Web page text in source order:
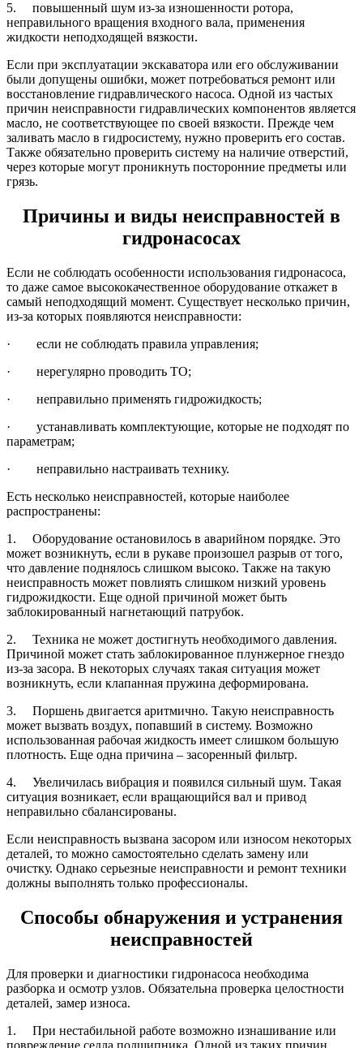
5. повышенный шум из-за изношенности ротора,
неправильного вращения входного вала, применения
жидкости неподходящей вязкости.
Если при эксплуатации экскаватора или его обслуживании
были допущены ошибки, может потребоваться ремонт или
восстановление гидравлического насоса. Одной из частых
причин неисправности гидравлических компонентов является
масло, не соответствующее по своей вязкости. Прежде чем
заливать масло в гидросистему, нужно проверить его состав.
Также обязательно проверить систему на наличие отверстий,
через которые могут проникнуть посторонние предметы или
грязь.
Причины и виды неисправностей в
гидронасосах
Если не соблюдать особенности использования гидронасоса,
то даже самое высококачественное оборудование откажет в
самый неподходящий момент. Существует несколько причин,
из-за которых появляются неисправности:
· если не соблюдать правила управления;
· нерегулярно проводить ТО;
· неправильно применять гидрожидкость;
· устанавливать комплектующие, которые не подходят по
параметрам;
· неправильно настраивать технику.
Есть несколько неисправностей, которые наиболее
распространены:
1. Оборудование остановилось в аварийном порядке. Это
может возникнуть, если в рукаве произошел разрыв от того,
что давление поднялось слишком высоко. Также на такую
неисправность может повлиять слишком низкий уровень
гидрожидкости. Еще одной причиной может быть
заблокированный нагнетающий патрубок.
2. Техника не может достигнуть необходимого давления.
Причиной может стать заблокированное плунжерное гнездо
из-за засора. В некоторых случаях такая ситуация может
возникнуть, если клапанная пружина деформирована.
3. Поршень двигается аритмично. Такую неисправность
может вызвать воздух, попавший в систему. Возможно
использованная рабочая жидкость имеет слишком большую
плотность. Еще одна причина – засоренный фильтр.
4. Увеличилась вибрация и появился сильный шум. Такая
ситуация возникает, если вращающийся вал и привод
неправильно сбалансированы.
Если неисправность вызвана засором или износом некоторых
деталей, то можно самостоятельно сделать замену или
очистку. Однако серьезные неисправности и ремонт техники
должны выполнять только профессионалы.
Способы обнаружения и устранения
неисправностей
Для проверки и диагностики гидронасоса необходима
разборка и осмотр узлов. Обязательна проверка целостности
деталей, замер износа.
1. При нестабильной работе возможно изнашивание или
повреждение седла подшипника. Одной из таких причин